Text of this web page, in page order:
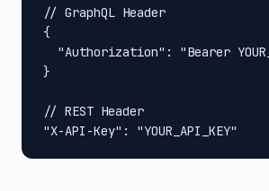
// GraphQL Header
{
"Authorization": "Bearer
}
// REST Header
"X-API-Key": "YOUR_API_KEY"